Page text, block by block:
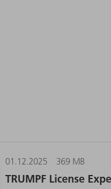
01.12.2025 369 MB
TRUMPF License